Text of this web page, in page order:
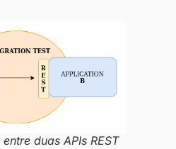
duas APIs REST